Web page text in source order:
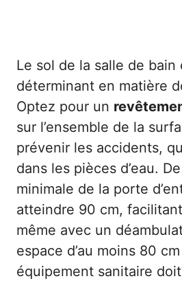
Le sol de la salle de
déterminant en matière
Optez pour un
sur l’ensemble de la
prévenir les accidents,
dans les pièces d’eau.
minimale de la porte
atteindre 90 cm, facilitant
même avec un
espace d’au moins 80
équipement sanitaire